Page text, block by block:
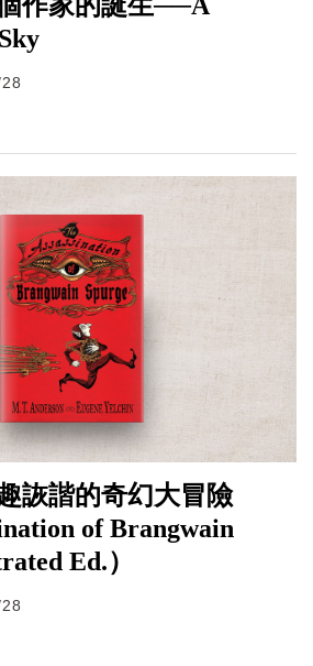
詼諧的奇幻大冒險
of Brangwain
Ed.）